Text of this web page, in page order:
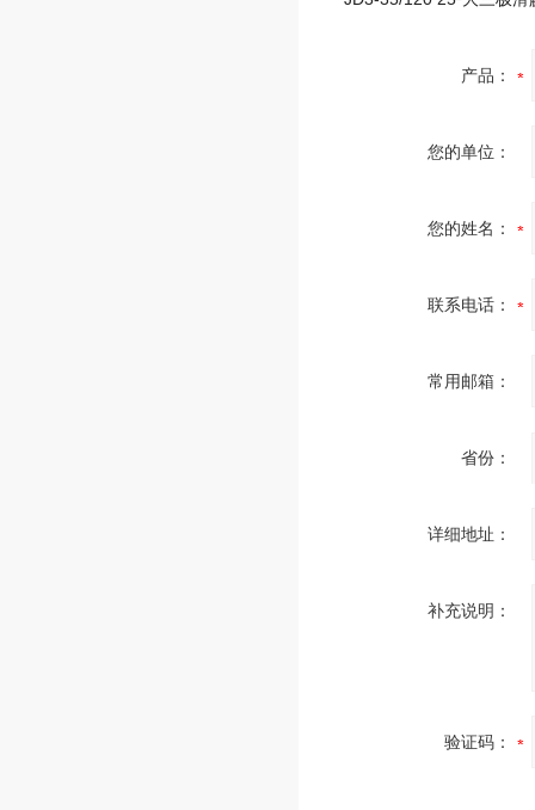
产品：
您的单位：
您的姓名：
联系电话：
常用邮箱：
省份：
详细地址：
补充说明：
验证码：